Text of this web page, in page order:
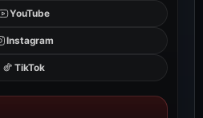
YouTube
Instagram
TikTok